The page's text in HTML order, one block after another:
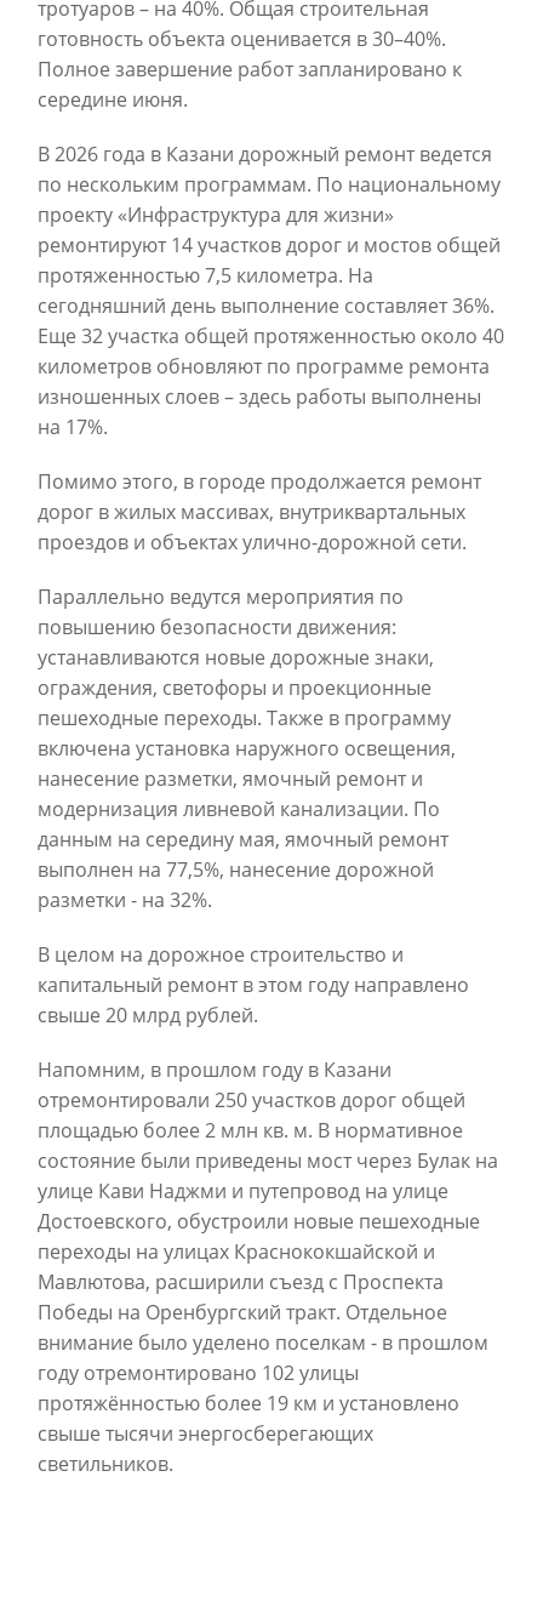
тротуаров – на 40%. Общая строительная
готовность объекта оценивается в 30–40%.
Полное завершение работ запланировано к
середине июня.
В 2026 года в Казани дорожный ремонт ведется
по нескольким программам. По национальному
проекту «Инфраструктура для жизни»
ремонтируют 14 участков дорог и мостов общей
протяженностью 7,5 километра. На
сегодняшний день выполнение составляет 36%.
Еще 32 участка общей протяженностью около 40
километров обновляют по программе ремонта
изношенных слоев – здесь работы выполнены
на 17%.
Помимо этого, в городе продолжается ремонт
дорог в жилых массивах, внутриквартальных
проездов и объектах улично-дорожной сети.
Параллельно ведутся мероприятия по
повышению безопасности движения:
устанавливаются новые дорожные знаки,
ограждения, светофоры и проекционные
пешеходные переходы. Также в программу
включена установка наружного освещения,
нанесение разметки, ямочный ремонт и
модернизация ливневой канализации. По
данным на середину мая, ямочный ремонт
выполнен на 77,5%, нанесение дорожной
разметки - на 32%.
В целом на дорожное строительство и
капитальный ремонт в этом году направлено
свыше 20 млрд рублей.
Напомним, в прошлом году в Казани
отремонтировали 250 участков дорог общей
площадью более 2 млн кв. м. В нормативное
состояние были приведены мост через Булак на
улице Кави Наджми и путепровод на улице
Достоевского, обустроили новые пешеходные
переходы на улицах Краснококшайской и
Мавлютова, расширили съезд с Проспекта
Победы на Оренбургский тракт. Отдельное
внимание было уделено поселкам - в прошлом
году отремонтировано 102 улицы
протяжённостью более 19 км и установлено
свыше тысячи энергосберегающих
светильников.